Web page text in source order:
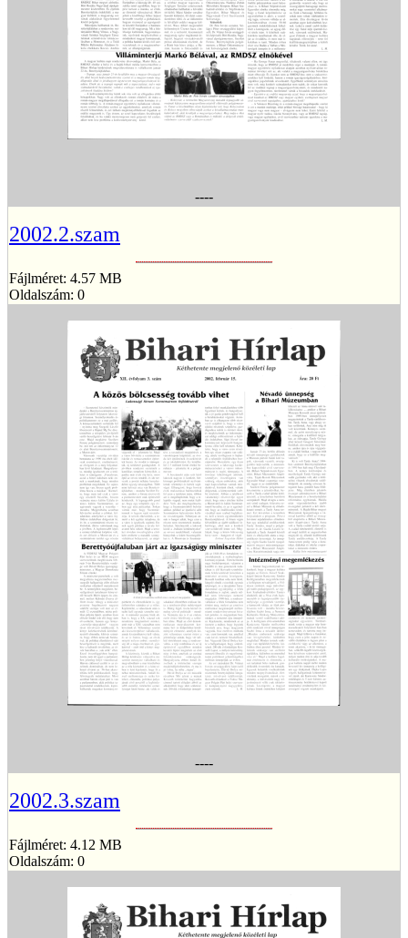
----
2002.2.szam
Fájlméret: 4.57 MB
Oldalszám: 0
----
2002.3.szam
Fájlméret: 4.12 MB
Oldalszám: 0